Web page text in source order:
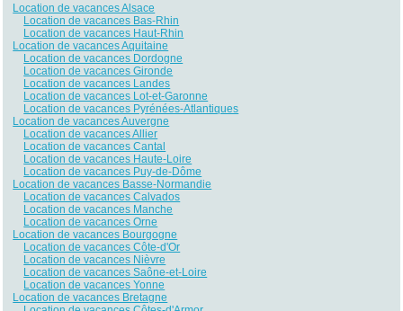
Location de vacances Alsace
Location de vacances Bas-Rhin
Location de vacances Haut-Rhin
Location de vacances Aquitaine
Location de vacances Dordogne
Location de vacances Gironde
Location de vacances Landes
Location de vacances Lot-et-Garonne
Location de vacances Pyrénées-Atlantiques
Location de vacances Auvergne
Location de vacances Allier
Location de vacances Cantal
Location de vacances Haute-Loire
Location de vacances Puy-de-Dôme
Location de vacances Basse-Normandie
Location de vacances Calvados
Location de vacances Manche
Location de vacances Orne
Location de vacances Bourgogne
Location de vacances Côte-d'Or
Location de vacances Nièvre
Location de vacances Saône-et-Loire
Location de vacances Yonne
Location de vacances Bretagne